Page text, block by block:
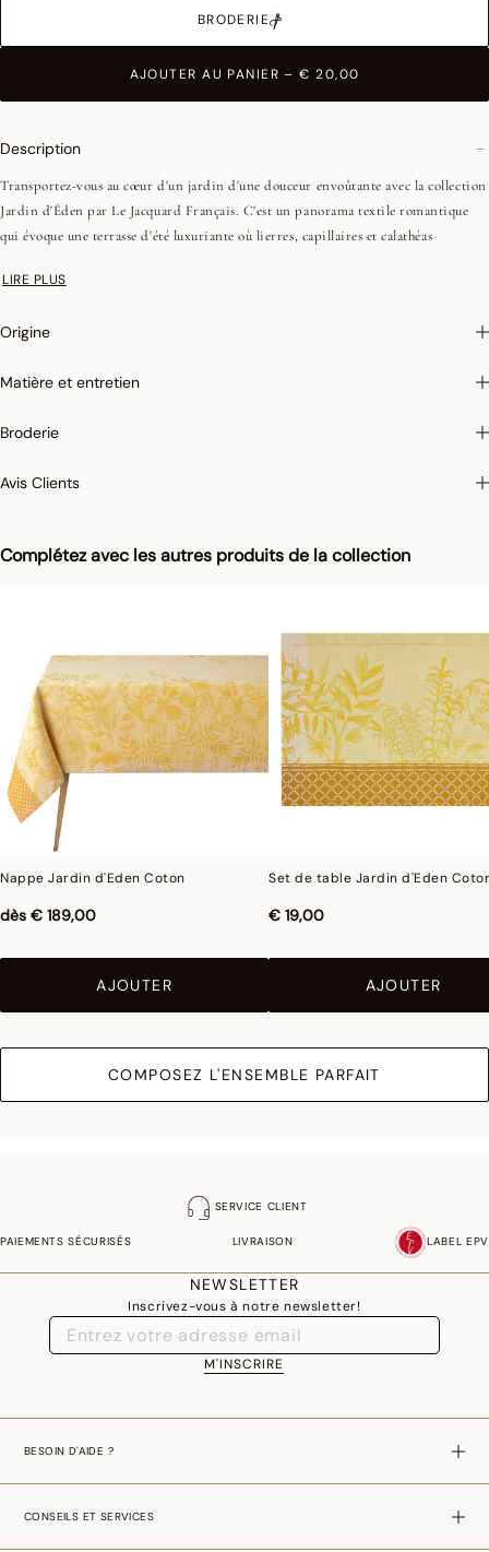
BRODERIE
AJOUTER AU PANIER–€ 20,00
Complétez avec les autres produits de la collection
Nappe Jardin d'Eden Coton
dès € 189,00
AJOUTER
Set de table Jardin d'Eden
€ 19,00
AJOUTER
COMPOSEZ L'ENSEMBLE PARFAIT
Description
Transportez-vous au cœur d'un jardin d'une douceur envoûtante avec la collection
Jardin d'Éden par Le Jacquard Français. C'est un panorama textile romantique
qui évoque une terrasse d'été luxuriante où lierres, capillaires et calathéas
une touche enchanteresse à vos intérieurs, semblable à un jardin paradisiaque.
une atmosphère empreinte de charme et de raffinement.
Photographies :les photographies sont les plus fidèles possibles mais ne peuvent
concerne les coul
leurs proportions au fil du temps pour vous donner entière satisfaction.
LIRE PLUS
Origine
Matière et entretien
Broderie
Avis Clients
SERVICE CLIENT
PAIEMENTS SÉCURISÉS LIVRAISON LABEL EPV
NEWSLETTER
Inscrivez-vous à notre newsletter!
M'INSCRIRE
BESOIN D'AIDE ?
CONSEILS ET SERVICES